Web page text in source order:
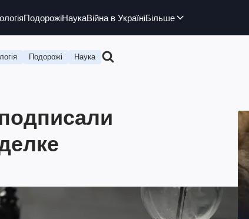
ПодорожіНаукаВійна в УкраїніБільше
Подорожі Наука